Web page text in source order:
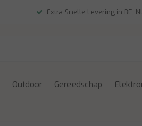
Extra Snelle Levering in BE,
Outdoor Gereedschap